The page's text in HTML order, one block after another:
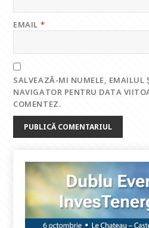
EMAIL *
SALVEAZĂ-MI NUMELE, EMAILUL
NAVIGATOR PENTRU DATA
COMENTEZ.